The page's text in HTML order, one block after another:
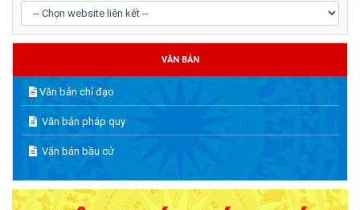
VĂN BẢN
Văn bản chỉ đạo
Văn bản pháp quy
Văn bản bầu cử